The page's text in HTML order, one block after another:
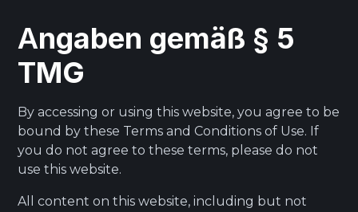
Angaben gemäß § 5
TMG
By accessing or using this website, you agree to be
bound by these Terms and Conditions of Use. If
you do not agree to these terms, please do not
use this website.
All content on this website, including but not